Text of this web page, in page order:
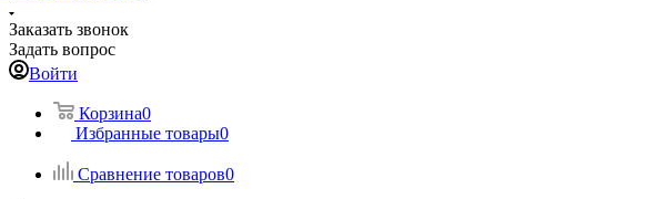
Заказать звонок
Задать вопрос
Войти
Корзина0
Избранные товары0
Сравнение товаров0